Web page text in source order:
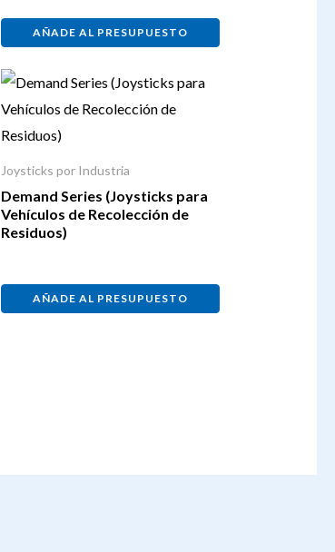
AÑADE AL PRESUPUESTO
Joysticks por Industria
Demand Series (Joysticks para
Vehículos de Recolección de
Residuos)
AÑADE AL PRESUPUESTO